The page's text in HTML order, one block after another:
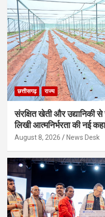
छत्तीसगढ़ राज्य
संरक्षित खेती और
लिखी आत्मनिर्भरता की नई
August 8, 2026 News Desk